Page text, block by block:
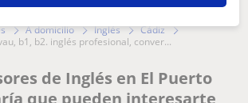
A domicilio Inglés
Cádiz
b1, b2. inglés profesional, conver...
de Inglés en El Puerto